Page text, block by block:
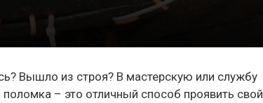
Вышло из строя? В мастерскую или службу
– это отличный способ проявить свой